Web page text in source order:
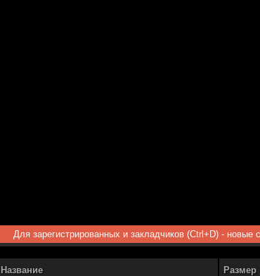
Для зарегистрированных и закладчиков (Ctrl+D) - новые
Название Размер